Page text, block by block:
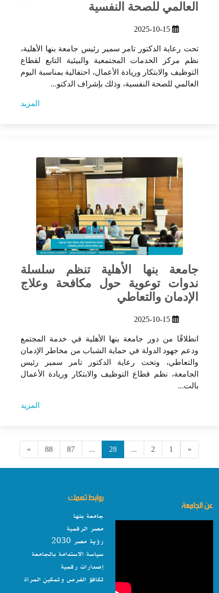
العالمي للصحة النفسية
2025-10-15
تحت رعاية الدكتور تامر سمير رئيس جامعة بنها الأهلية،
نظم مركز الخدمات المجتمعية والبيئية التابع لقطاع
التوظيف والابتكار وريادة الأعمال، احتفالية بمناسبة اليوم
العالمي للصحة النفسية، وذلك بإشراف الدكتو...
المزيد
جامعة بنها الأهلية تنظم سلسلة
ندوات توعوية حول مكافحة وعلاج
الإدمان والتعاطي
2025-10-15
انطلاقًا من دور جامعة بنها الأهلية في خدمة المجتمع
ودعم جهود الدولة في حماية الشباب من مخاطر الإدمان
والتعاطي، وتحت رعاية الدكتور تامر سمير رئيس
الجامعة، نظم قطاع التوظيف والابتكار وريادة الأعمال
بالت...
المزيد
«
1
2
...
28
...
87
88
»
عن الجامعة
روابط تهمك
جامعة بنها
مصر الرقمية
رؤية مصر 2030
سياسة الاستدامة بالجامعة
إصدارات رقمية
تكافؤ الفرص وتمكين المرأة